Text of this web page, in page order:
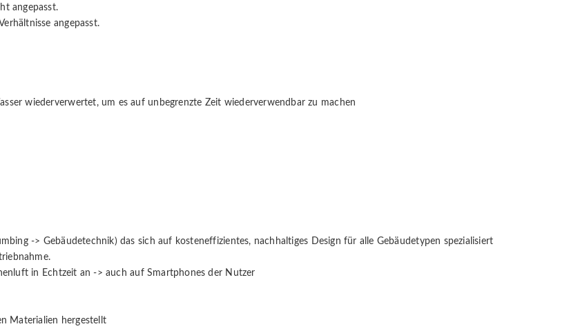
angepasst.
angepasst.
wiederverwertet, um es auf unbegrenzte Zeit wiederverwendbar zu machen
-> Gebäudetechnik) das sich auf kosteneffizientes, nachhaltiges Design für alle Gebäudetypen spezialisiert
in Echtzeit an -> auch auf Smartphones der Nutzer
Materialien hergestellt